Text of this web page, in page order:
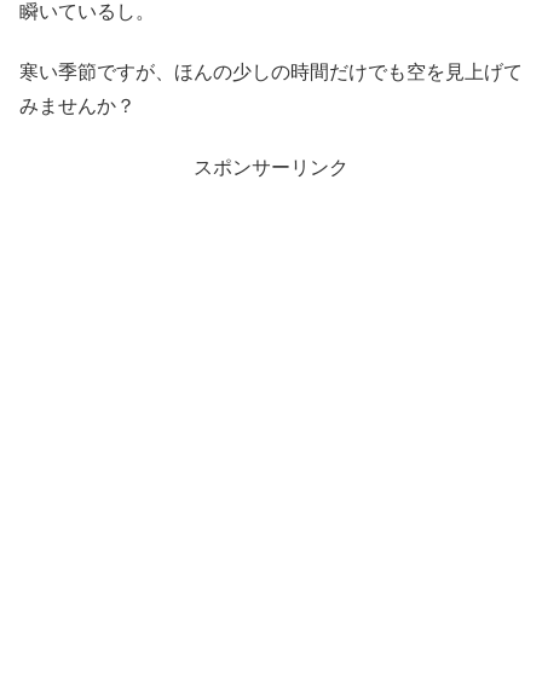
瞬いているし。
寒い季節ですが、ほんの少しの時間だけでも空を見上げて
みませんか？
スポンサーリンク